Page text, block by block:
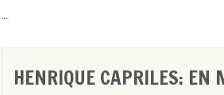
...
HENRIQUE CAPRILES: EN